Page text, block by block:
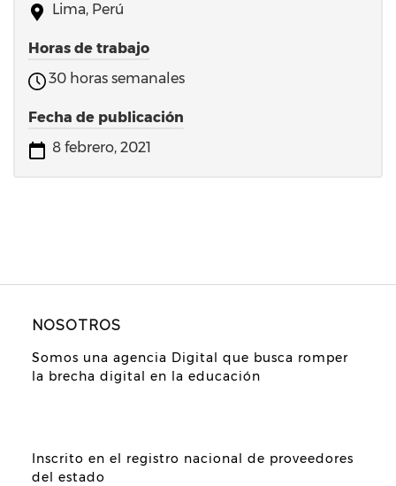
Lima, Perú
Horas de trabajo
30 horas semanales
Fecha de publicación
8 febrero, 2021
NOSOTROS
Somos una agencia Digital que busca romper
la brecha digital en la educación
Inscrito en el registro nacional de proveedores
del estado